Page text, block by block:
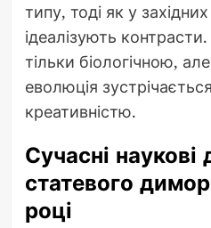
типу, тоді як у
ідеалізують
тільки біологічною,
еволюція
креативністю.
Сучасні
статевого
році